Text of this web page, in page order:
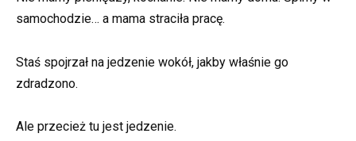
samochodzie… a mama straciła pracę.
Staś spojrzał na jedzenie wokół, jakby właśnie go
zdradzono.
Ale przecież tu jest jedzenie.